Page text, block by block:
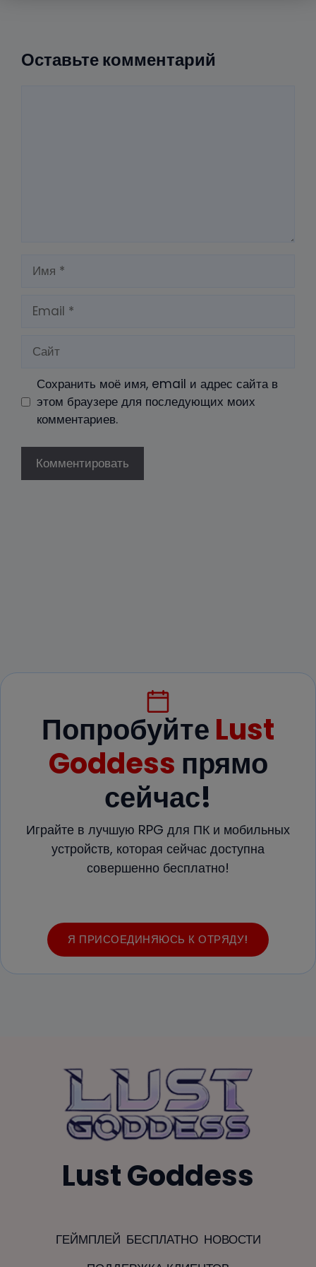
Оставьте комментарий
Имя
Email
Сайт
Сохранить моё имя, email и адрес сайта в
этом браузере для последующих моих
комментариев.
ПопробуйтеLust
Goddess прямо
сейчас!
Играйте в лучшую RPG для ПК и мобильных
устройств, которая сейчас доступна
совершенно бесплатно!
Я ПРИСОЕДИНЯЮСЬ К ОТРЯДУ!
Lust Goddess
ГЕЙМПЛЕЙ БЕСПЛАТНО НОВОСТИ